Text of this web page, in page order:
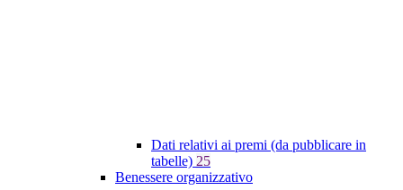
Dati relativi ai premi (da pubblicare in
tabelle) 25
Benessere organizzativo